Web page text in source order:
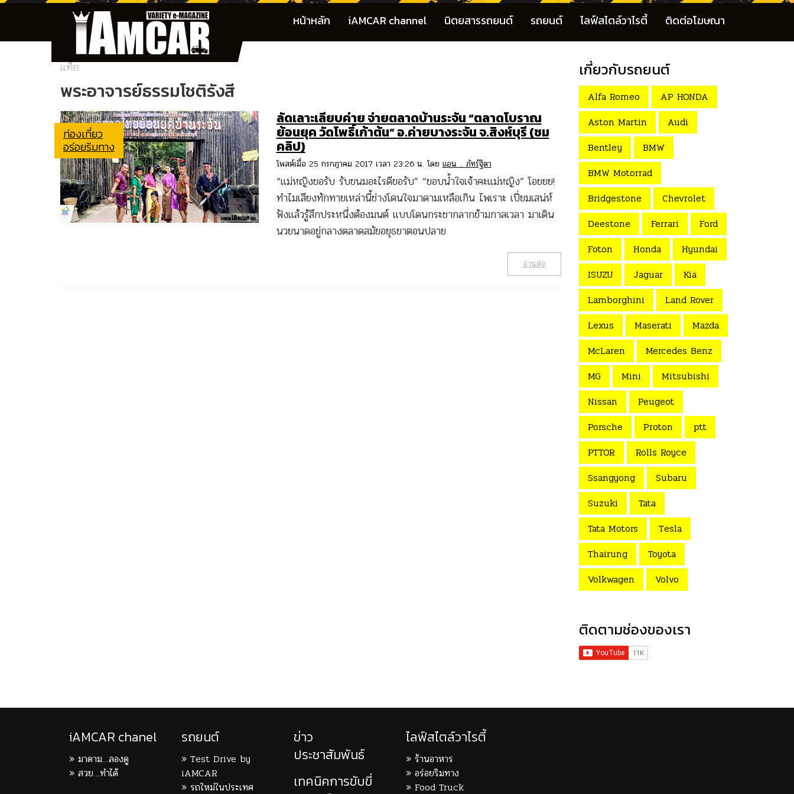
หน้าหลัก iAMCAR channel นิตยสารรถยนต์ รถยนต์ ไลฟ์สไตล์วาไรตี้ ติดต่อโฆษณา
แท็ก:
พระอาจารย์ธรรมโชติรังสี
ท่องเที่ยว
อร่อยริมทาง
ลัดเลาะเลียบค่าย จ่ายตลาดบ้านระจัน “ตลาดโบราณ
ย้อนยุค วัดโพธิ์เก้าต้น” อ.ค่ายบางระจัน จ.สิงห์บุรี (ชม
คลิป)
โพสต์เมื่อ 25 กรกฎาคม 2017 เวลา 23:26 น. โดย แอน .. ภัทร์ฐิตา
“แม่หญิงขอรับ รับขนมอะไรดีขอรับ” “ขอบน้ำใจเจ้าคะแม่หญิง” โอยยย!
ทำไมเสียงทักทายเหล่านี้ช่างโดนใจมาดามเหลือเกิน ไพเราะ เปี่ยมเสน่ห์
ฟังแล้วรู้สึกประหนึ่งต้องมนต์ แบบโดนกระชากลากข้ามกาลเวลา มาเดิน
นวยนาดอยู่กลางตลาดสมัยอยุธยาตอนปลาย
อ่านต่อ
เกี่ยวกับรถยนต์
Alfa Romeo
AP HONDA
Aston Martin
Audi
Bentley
BMW
BMW Motorrad
Bridgestone
Chevrolet
Deestone
Ferrari
Ford
Foton
Honda
Hyundai
ISUZU
Jaguar
Kia
Lamborghini
Land Rover
Lexus
Maserati
Mazda
McLaren
Mercedes Benz
MG
Mini
Mitsubishi
Nissan
Peugeot
Porsche
Proton
ptt
PTTOR
Rolls Royce
Ssangyong
Subaru
Suzuki
Tata
Tata Motors
Tesla
Thairung
Toyota
Volkwagen
Volvo
ติดตามช่องของเรา
iAMCAR chanel
มาดาม…ลองดู
สวย…ทำได้
รถยนต์
Test Drive by
iAMCAR
รถใหม่ในประเทศ
ข่าว
ประชาสัมพันธ์
เทคนิคการขับขี่
ไลฟ์สไตล์วาไรตี้
ร้านอาหาร
อร่อยริมทาง
Food Truck